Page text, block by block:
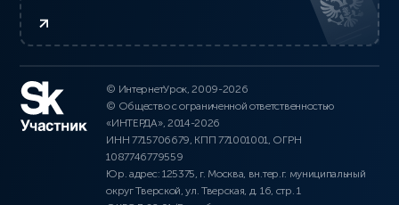
© ИнтернетУрок, 2009-2026
© Общество с ограниченной ответственностью
«ИНТЕРДА», 2014-2026
ИНН 7715706679, КПП 771001001, ОГРН
1087746779559
Юр. адрес: 125375, г. Москва, вн.тер.г. муниципальный
округ Тверской, ул. Тверская, д. 16, стр. 1